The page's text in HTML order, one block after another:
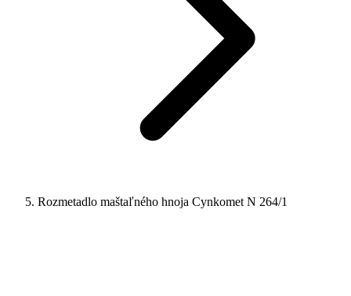
Rozmetadlo maštaľného hnoja Cynkomet N 264/1